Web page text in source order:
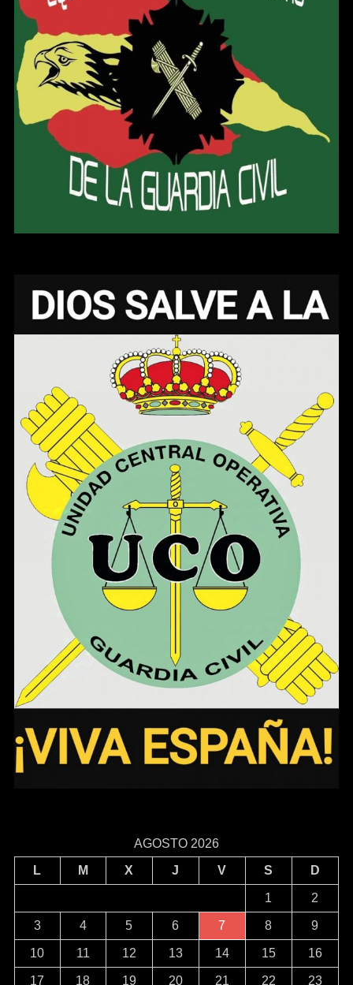
AGOSTO 2026
L
M X J V S D
1 2
3 4 5 6 7 8 9
10 11 12 13 14 15 16
17 18 19 20 21 22 23